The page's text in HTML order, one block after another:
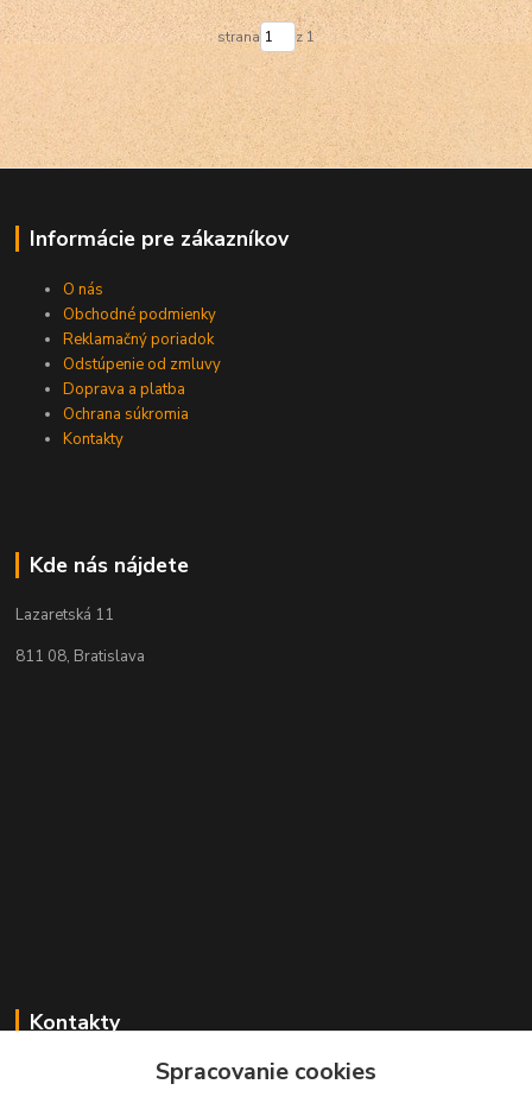
strana z 1
Informácie pre zákazníkov
O nás
Obchodné podmienky
Reklamačný poriadok
Odstúpenie od zmluvy
Doprava a platba
Ochrana súkromia
Kontakty
Kde nás nájdete
Lazaretská 11
811 08, Bratislava
Kontakty
+421 2 529 67 411Spracovanie cookies